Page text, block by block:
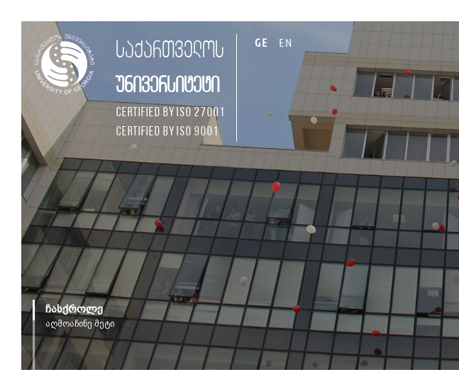
საქართველოს
უნივერსიტეტი
Certified by ISO 27001
Certified by ISO 9001
GE EN
ჩასქროლე
აღმოაჩინე მეტი